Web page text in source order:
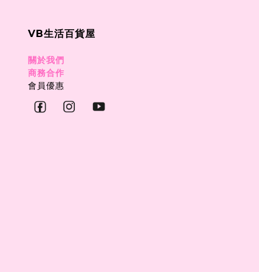
VB生活百貨屋
關於我們
商務合作
會員優惠